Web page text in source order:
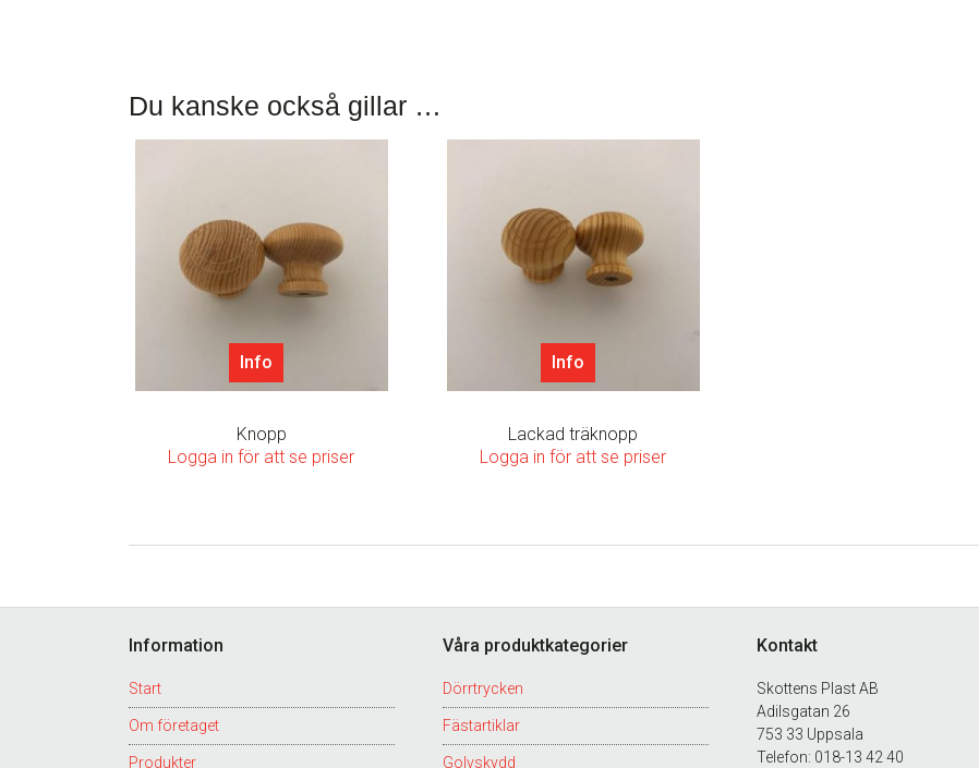
Du kanske också gillar …
Info
Knopp
Logga in för att se priser
Info
Lackad träknopp
Logga in för att se priser
Information
Start
Om företaget
Produkter
Våra produktkategorier
Dörrtrycken
Fästartiklar
Golvskydd
Kontakt
Skottens Plast AB
Adilsgatan 26
753 33 Uppsala
Telefon: 018-13 42 40